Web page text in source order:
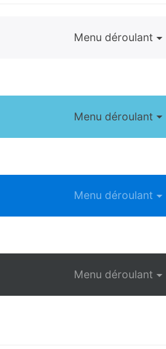
Menu déroulant
Menu déroulant
Menu déroulant
Menu déroulant